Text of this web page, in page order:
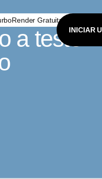
Gratuitamente
a testeINICIAR